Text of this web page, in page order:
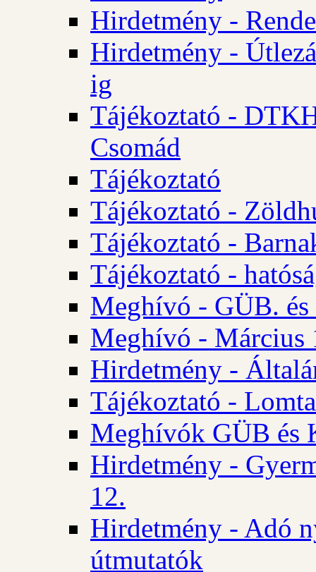
Hirdetmény -
Hirdetmény -
ig
Tájékoztató -
Csomád
Tájékoztató
Tájékoztató -
Tájékoztató -
Tájékoztató -
Meghívó - GÜB.
Meghívó - Március
Hirdetmény -
Tájékoztató -
Meghívók GÜB és
Hirdetmény -
12.
Hirdetmény - Adó
útmutatók